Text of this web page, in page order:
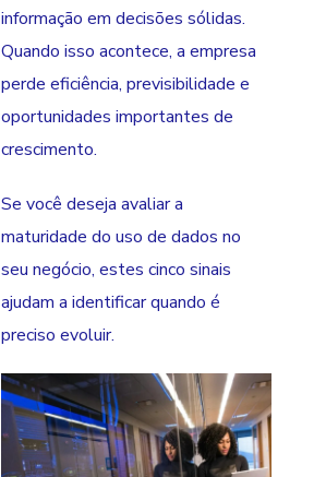
informação em decisões sólidas.
Quando isso acontece, a empresa
perde eficiência, previsibilidade e
oportunidades importantes de
crescimento.
Se você deseja avaliar a
maturidade do uso de dados no
seu negócio, estes cinco sinais
ajudam a identificar quando é
preciso evoluir.